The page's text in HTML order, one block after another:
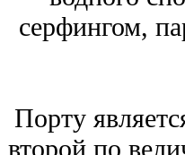
серфингом,
Порту
второй по